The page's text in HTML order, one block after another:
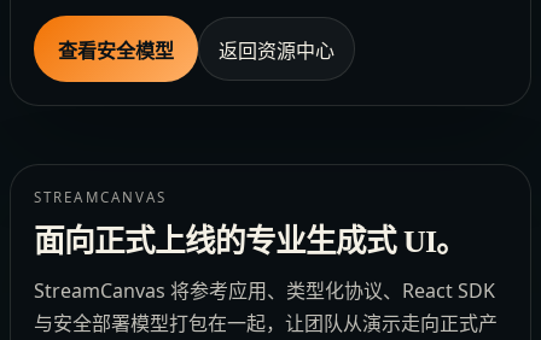
查看安全模型 返回资源中心
STREAMCANVAS
面向正式上线的专业生成式 UI。
StreamCanvas 将参考应用、类型化协议、React SDK
与安全部署模型打包在一起，让团队从演示走向正式产